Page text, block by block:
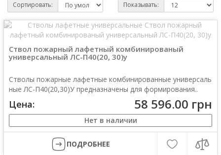
Сортировать: Показывать:
Ствол пожарный лафетный комбинированый
универсальный ЛС-П40(20, 30)у
Стволы пожарные лафетные комбинированные универсаль
ные ЛС-П40(20,30)У предназначены для формирования..
Цена: 58 596.00 грн
Нет в наличии
ПОДРОБНЕЕ